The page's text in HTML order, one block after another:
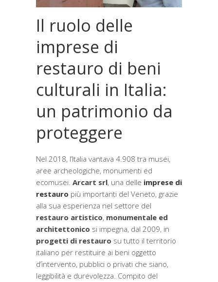
Il ruolo delle
imprese di
restauro di beni
culturali in Italia:
un patrimonio da
proteggere
Nel 2018, l’Italia vantava 4.908 tra musei,
aree archeologiche, monumenti ed
ecomusei. Arcart srl, una delle imprese di
restauro più importanti del Veneto, grazie
alla sua esperienza nel settore del
restauro artistico, monumentale ed
architettonico si impegna, dal 2009, in
progetti di restauro su tutto il territorio
italiano per restituire ai beni oggetto
d’intervento, pubblici o privati che siano,
leggibilità e durevolezza. Compito del